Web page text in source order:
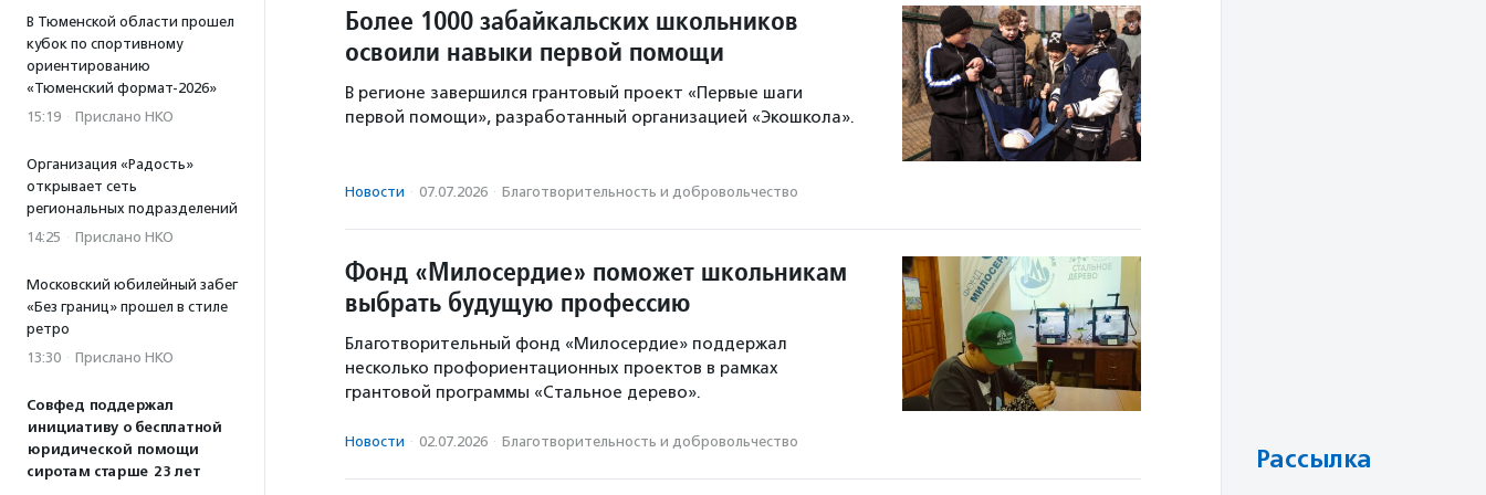
В Тюменской области прошел
кубок по спортивному
ориентированию
«Тюменский формат-2026»
15:19 · Прислано НКО
Организация «Радость»
открывает сеть
региональных подразделений
14:25 · Прислано НКО
Московский юбилейный забег
«Без границ» прошел в стиле
ретро
13:30 · Прислано НКО
Совфед поддержал
инициативу о бесплатной
юридической помощи
сиротам старше 23 лет
Более 1000 забайкальских школьников
освоили навыки первой помощи
В регионе завершился грантовый проект «Первые шаги
первой помощи», разработанный организацией «Экошкола».
Новости · 07.07.2026 · Благотвори­тель­ность и доброволь­чест­во
Фонд «Милосердие» поможет школьникам
выбрать будущую профессию
Благотворительный фонд «Милосердие» поддержал
несколько профориентационных проектов в рамках
грантовой программы «Стальное дерево».
Новости · 02.07.2026 · Благотвори­тель­ность и доброволь­чест­во
Рассылка